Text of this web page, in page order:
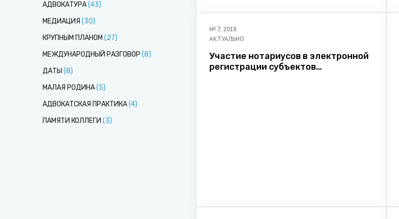
АДВОКАТУРА(43)
МЕДИАЦИЯ (30)
КРУПНЫМ ПЛАНОМ (27)
МЕЖДУНАРОДНЫЙ РАЗГОВОР (8)
ДАТЫ (8)
МАЛАЯ РОДИНА(5)
АДВОКАТСКАЯ ПРАКТИКА(4)
ПАМЯТИ КОЛЛЕГИ (3)
№ 7, 2018
АКТУАЛЬНО
Участие нотариусов в электронной
регистрации субъектов